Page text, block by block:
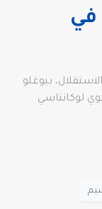
في
بيوغلو
لوكانتاسي